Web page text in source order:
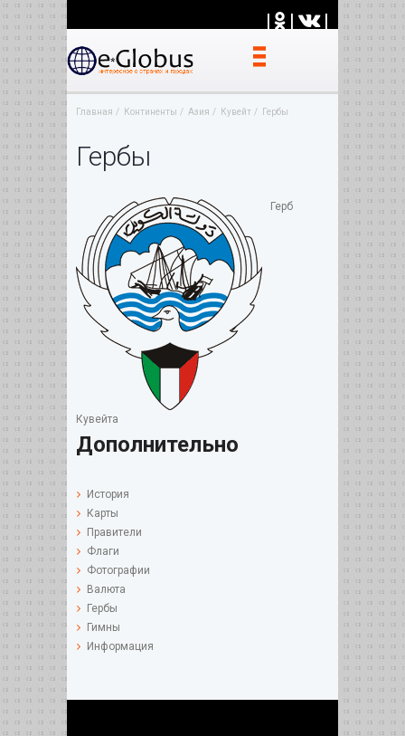
| | |
Главная Континенты Азия Кувейт Гербы
Гербы
Герб
Кувейта
Дополнительно
История
Карты
Правители
Флаги
Фотографии
Валюта
Гербы
Гимны
Информация